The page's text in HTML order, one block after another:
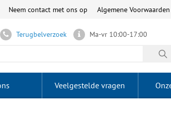
Neem contact met ons op Algemene Voorwaarden
Terugbelverzoek
Ma-vr 10:00-17:00
Veelgestelde vragen